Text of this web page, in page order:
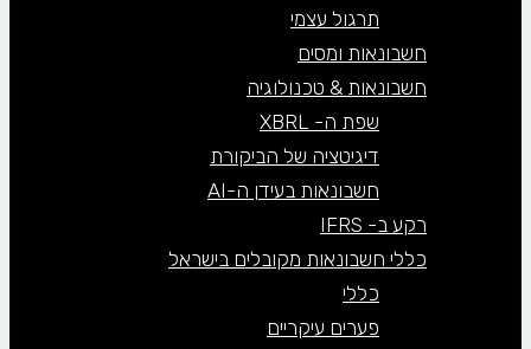
תרגול עצמי
חשבונאות ומסים
חשבונאות & טכנולוגיה
שפת ה- XBRL
דיגיטציה של הביקורת
חשבונאות בעידן ה-AI
רקע ב- IFRS
כללי חשבונאות מקובלים בישראל
כללי
פערים עיקריים